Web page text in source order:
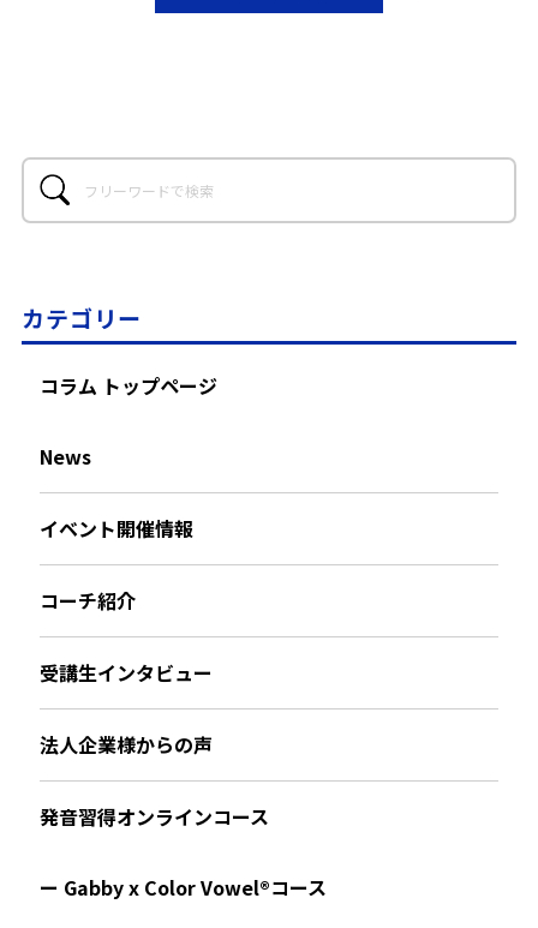
カテゴリー
コラム トップページ
News
イベント開催情報
コーチ紹介
受講生インタビュー
法人企業様からの声
発音習得オンラインコース
ー Gabby x Color Vowel®︎コース